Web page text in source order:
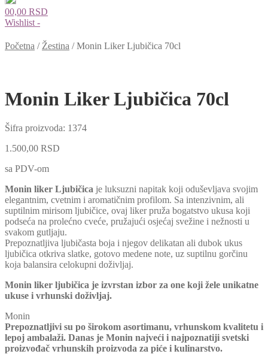
00,00 RSD
Wishlist -
Početna / Žestina /Monin Liker Ljubičica 70cl
Monin Liker Ljubičica 70cl
Šifra proizvoda: 1374
1.500,00 RSD
sa PDV-om
Monin liker Ljubičica je luksuzni napitak koji oduševljava svojim
elegantnim, cvetnim i aromatičnim profilom. Sa intenzivnim, ali
suptilnim mirisom ljubičice, ovaj liker pruža bogatstvo ukusa koji
podseća na prolećno cveće, pružajući osjećaj svežine i nežnosti u
svakom gutljaju.
Prepoznatljiva ljubičasta boja i njegov delikatan ali dubok ukus
ljubičica otkriva slatke, gotovo medene note, uz suptilnu gorčinu
koja balansira celokupni doživljaj.
Monin liker ljubičica je izvrstan izbor za one koji žele unikatne
ukuse i vrhunski doživljaj.
Monin
Prepoznatljivi su po širokom asortimanu, vrhunskom kvalitetu i
lepoj ambalaži. Danas je Monin najveći i najpoznatiji svetski
proizvođač vrhunskih proizvoda za piće i kulinarstvo.